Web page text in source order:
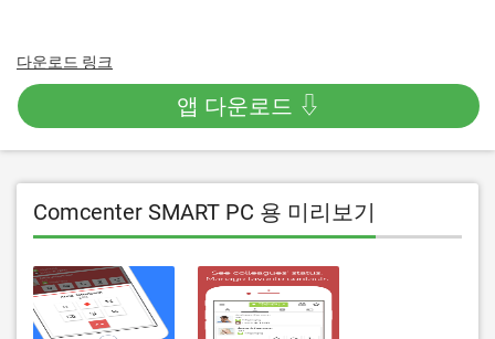
다운로드 링크
앱 다운로드 ⇩
Comcenter SMART PC 용 미리보기